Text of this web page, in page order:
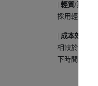
| 輕質/真實外
採用輕質聚
| 成本效益 |
相較於安裝
下時間、施